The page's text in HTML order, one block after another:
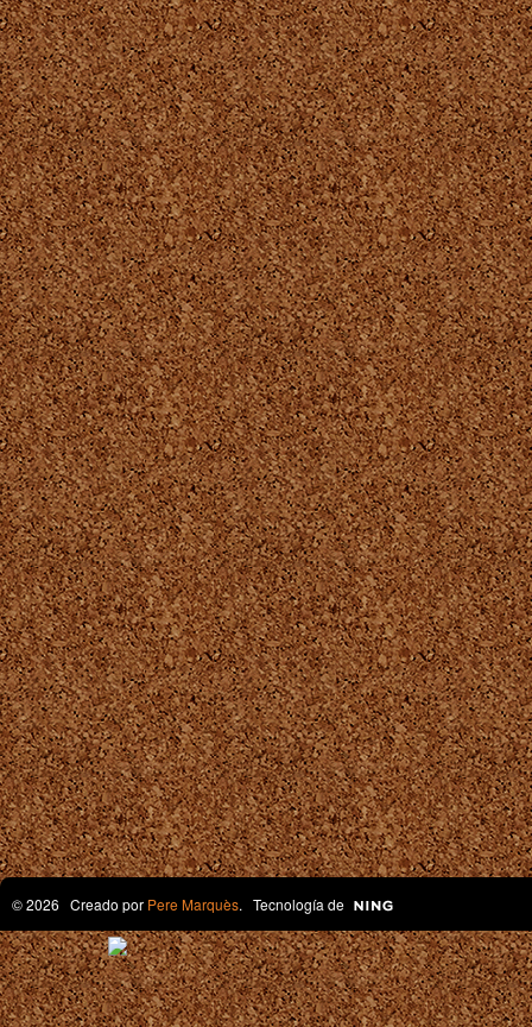
© 2026 Creado por Pere Marquès. Tecnología de